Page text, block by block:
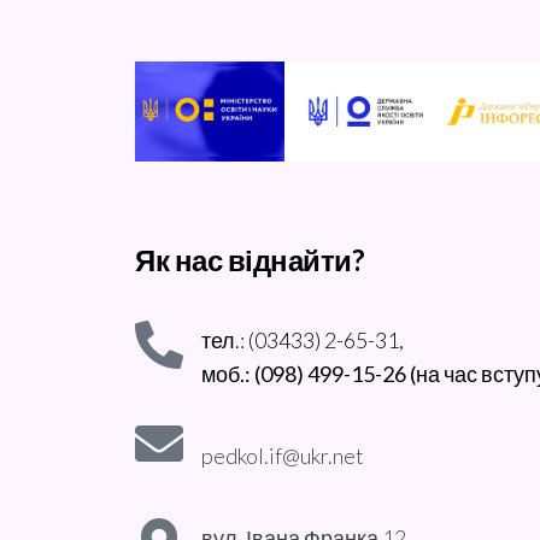
Як нас віднайти?
тел.: (03433) 2-65-31,
моб.: (098) 499-15-26 (на час
pedkol.if@ukr.net